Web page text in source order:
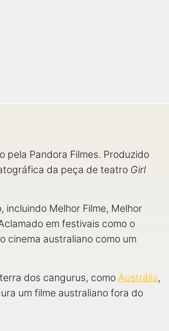
pela Pandora Filmes. Produzido
da peça de teatro Girl
incluindo Melhor Filme, Melhor
em festivais como o
cinema australiano como um
dos cangurus, como Austrália,
um filme australiano fora do